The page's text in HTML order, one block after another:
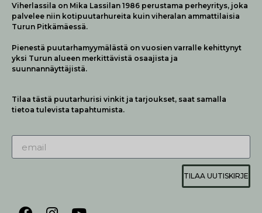
Viherlassila on Mika Lassilan 1986 perustama perheyritys, joka
palvelee niin kotipuutarhureita kuin viheralan ammattilaisia
Turun Pitkämäessä.
Pienestä puutarhamyymälästä on vuosien varralle kehittynyt
yksi Turun alueen merkittävistä osaajista ja
suunnannäyttäjistä.
Tilaa tästä puutarhurisi vinkit ja tarjoukset, saat samalla
tietoa tulevista tapahtumista.
TILAA UUTISKIRJE